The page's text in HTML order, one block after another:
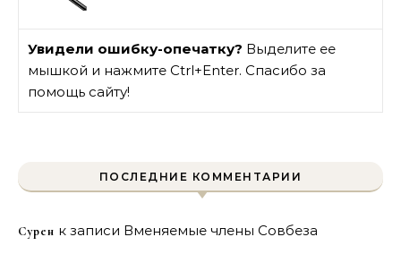
Увидели ошибку-опечатку? Выделите ее
мышкой и нажмите Ctrl+Enter. Спасибо за
помощь сайту!
ПОСЛЕДНИЕ КОММЕНТАРИИ
Сурен к записи Вменяемые члены Совбеза